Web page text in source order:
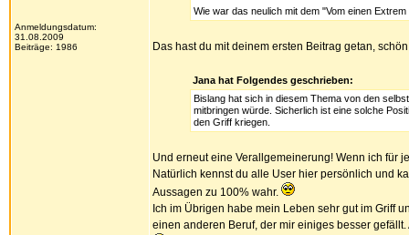
Anmeldungsdatum:
31.08.2009
Beiträge: 1986
Wie war das neulich mit dem "Vom einen
Das hast du mit deinem ersten Beitrag getan,
Jana hat Folgendes geschrieben:
Bislang hat sich in diesem Thema von den
mitbringen würde. Sicherlich ist eine solche
den Griff kriegen.
Und erneut eine Verallgemeinerung! Wenn ich für
Natürlich kennst du alle User hier persönlich und
Aussagen zu 100% wahr.
Ich im Übrigen habe mein Leben sehr gut im Griff
einen anderen Beruf, der mir einiges besser